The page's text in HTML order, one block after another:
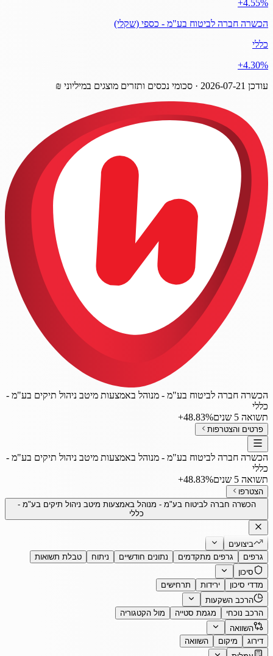
‎+4.55%
הכשרה חברה לביטוח בע"מ - כספי (שקלי)
כללי
‎+4.30%
עודכן 2026-07-21 · סכומי נכסים ותזרים מוצגים במיליוני ₪
הכשרה חברה לביטוח בע"מ - מנוהל באמצעות מיטב ניהול תיקים בע"מ -
כללי
תשואה 5 שנים
‎+48.83%
פרטים והצטרפות
הכשרה חברה לביטוח בע"מ - מנוהל באמצעות מיטב ניהול תיקים בע"מ -
כללי
תשואה 5 שנים
‎+48.83%
הצטרפו
הכשרה חברה לביטוח בע"מ - מנוהל באמצעות מיטב ניהול תיקים בע"מ -
כללי
ביצועים
גרפים
גרפים מתקדמים נתונים חודשיים ניתוח
טבלת תשואות
סיכון
מדדי סיכון
ירידות
תרחישים
הרכב השקעות
הרכב נוכחי
מגמת סטייה
מול הקטגוריה
השוואה
דירוג
מיקום
השוואה